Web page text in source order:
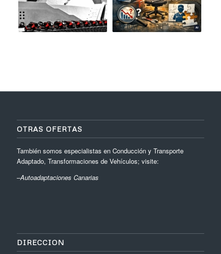
OTRAS OFERTAS
También somos especialistas en Conducción y Transporte
Adaptado, Transformaciones de Vehículos; visite:
–Autoadaptaciones Canarias
DIRECCION